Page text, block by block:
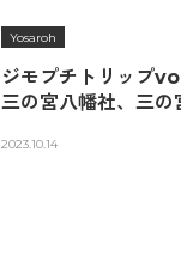
Yosaroh
ジモプチトリップ
三の宮八幡社、三の
2023.10.14